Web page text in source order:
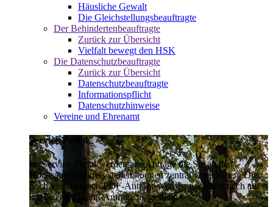
Häusliche Gewalt
Die Gleichstellungsbeauftragte
Der Behindertenbeauftragte
Zurück zur Übersicht
Vielfalt bewegt den HSK
Die Datenschutzbeauftragte
Zurück zur Übersicht
Datenschutzbeauftragte
Informationspflicht
Datenschutzhinweise
Vereine und Ehrenamt
Service-Portal
Im Service-Portal werden alle Anträge die Sie an den
Hochsauerlandkreis stellen können zentral vorgehalten. Die
noch vorhandenen PDF-Anträge werden nach und nach auf
intelligente Online-Anträge umgestellt.